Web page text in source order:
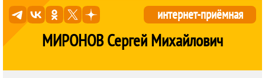
МИРОНОВ Сергей Михайлович
интернет-приёмная